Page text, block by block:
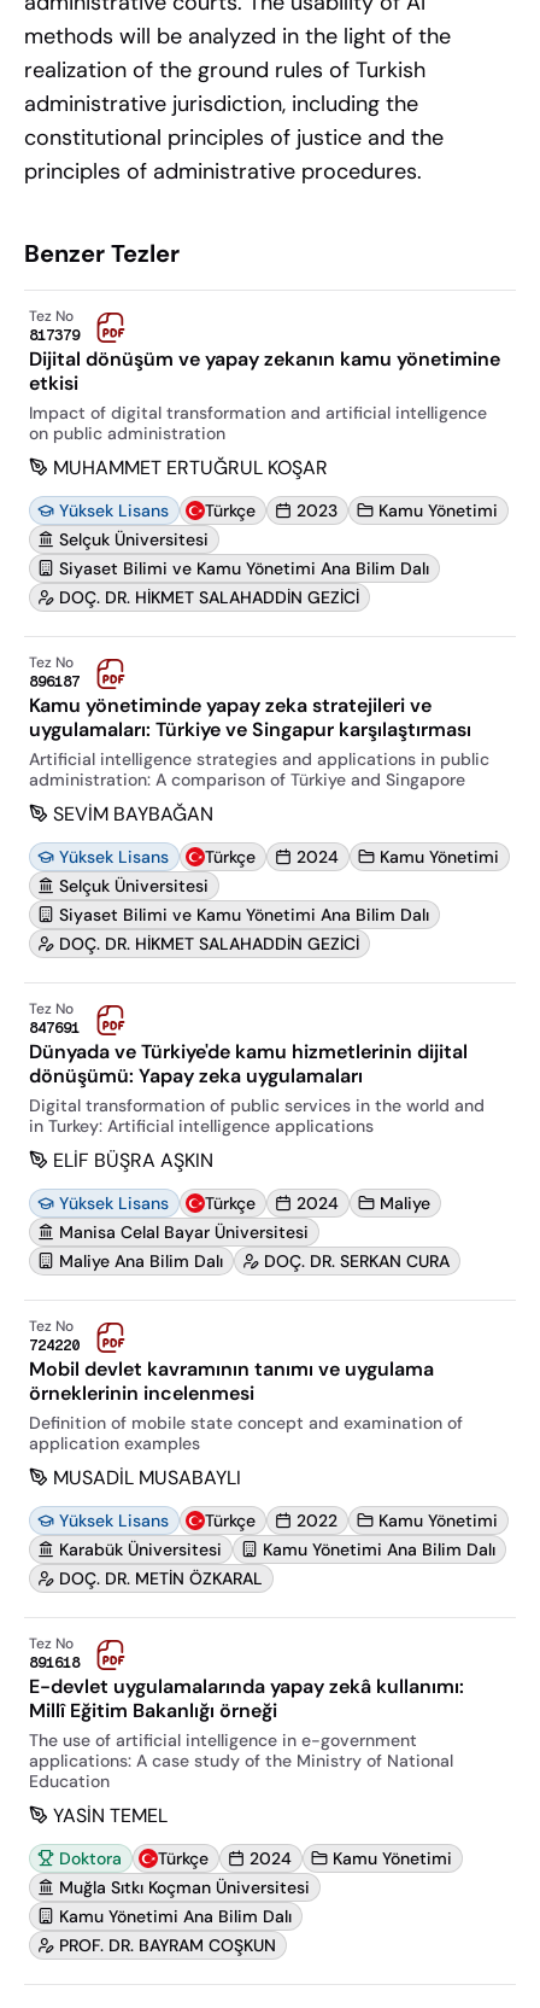
methods will be analyzed in the light of the
realization of the ground rules of Turkish
administrative jurisdiction, including the
constitutional principles of justice and the
principles of administrative procedures.
Benzer Tezler
Tez No
817379
Dijital dönüşüm ve yapay zekanın kamu yönetimine
etkisi
Impact of digital transformation and artificial intelligence
on public administration
MUHAMMET ERTUĞRUL KOŞAR
Yüksek Lisans Türkçe 2023
Kamu Yönetimi
Selçuk Üniversitesi
Siyaset Bilimi ve Kamu Yönetimi Ana Bilim Dalı
DOÇ. DR. HİKMET SALAHADDİN GEZİCİ
Tez No
896187
Kamu yönetiminde yapay zeka stratejileri ve
uygulamaları: Türkiye ve Singapur karşılaştırması
Artificial intelligence strategies and applications in public
administration: A comparison of Türkiye and Singapore
SEVİM BAYBAĞAN
Yüksek Lisans Türkçe 2024
Kamu Yönetimi
Selçuk Üniversitesi
Siyaset Bilimi ve Kamu Yönetimi Ana Bilim Dalı
DOÇ. DR. HİKMET SALAHADDİN GEZİCİ
Tez No
847691
Dünyada ve Türkiye'de kamu hizmetlerinin dijital
dönüşümü: Yapay zeka uygulamaları
Digital transformation of public services in the world and
in Turkey: Artificial intelligence applications
ELİF BÜŞRA AŞKIN
Yüksek Lisans Türkçe 2024
Maliye
Manisa Celal Bayar Üniversitesi
Maliye Ana Bilim Dalı
DOÇ. DR. SERKAN CURA
Tez No
724220
Mobil devlet kavramının tanımı ve uygulama
örneklerinin incelenmesi
Definition of mobile state concept and examination of
application examples
MUSADİL MUSABAYLI
Yüksek Lisans Türkçe 2022
Kamu Yönetimi
Karabük Üniversitesi
Kamu Yönetimi Ana Bilim Dalı
DOÇ. DR. METİN ÖZKARAL
Tez No
891618
E-devlet uygulamalarında yapay zekâ kullanımı:
Millî Eğitim Bakanlığı örneği
The use of artificial intelligence in e-government
applications: A case study of the Ministry of National
Education
YASİN TEMEL
Doktora Türkçe 2024
Kamu Yönetimi
Muğla Sıtkı Koçman Üniversitesi
Kamu Yönetimi Ana Bilim Dalı
PROF. DR. BAYRAM COŞKUN